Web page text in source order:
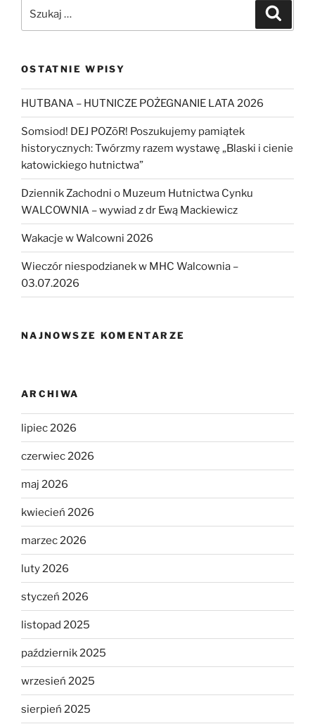
OSTATNIE WPISY
HUTBANA – HUTNICZE POŻEGNANIE LATA 2026
Somsiod! DEJ POZōR! Poszukujemy pamiątek
historycznych: Twórzmy razem wystawę „Blaski i cienie
katowickiego hutnictwa”
Dziennik Zachodni o Muzeum Hutnictwa Cynku
WALCOWNIA – wywiad z dr Ewą Mackiewicz
Wakacje w Walcowni 2026
Wieczór niespodzianek w MHC Walcownia –
03.07.2026
NAJNOWSZE KOMENTARZE
ARCHIWA
lipiec 2026
czerwiec 2026
maj 2026
kwiecień 2026
marzec 2026
luty 2026
styczeń 2026
listopad 2025
październik 2025
wrzesień 2025
sierpień 2025